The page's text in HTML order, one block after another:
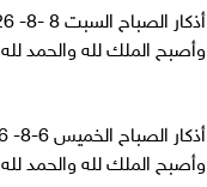
وأصبح الملك لله والحمد لله
وأصبح الملك لله والحمد لله